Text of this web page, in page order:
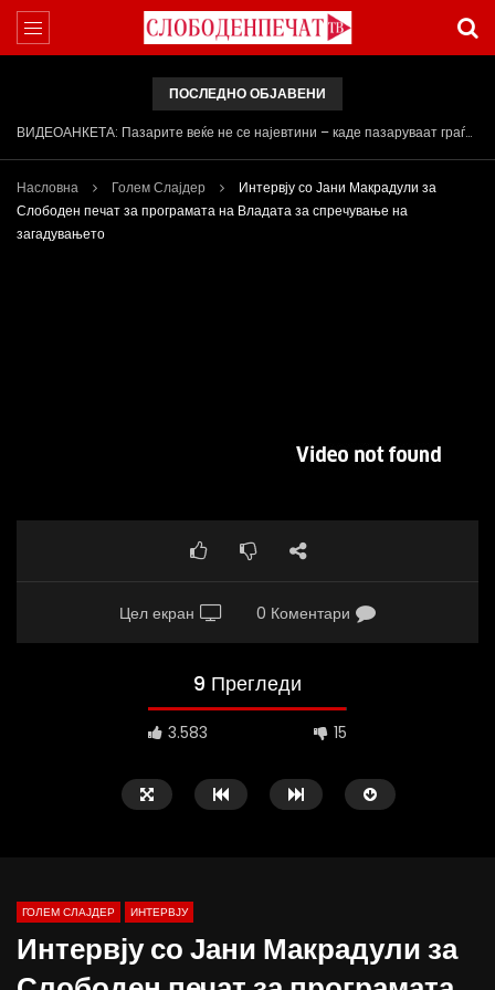
ПОСЛЕДНО ОБЈАВЕНИ
Арсовски: „Се вариме како жаби, додека сме надвор од ЕУ“
Насловна Голем Слајдер
Интервју со Јани Макрадули за
Слободен печат за програмата на Владата за спречување на
загадувањето
Цел екран 0 Коментари
9 Прегледи
3.583 15
ГОЛЕМ СЛАЈДЕР ИНТЕРВЈУ
Интервју со Јани Макрадули за